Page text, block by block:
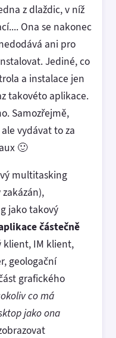
z dlaždic, v níž
Ona se nakonec
ani pro
Jediné, co
a instalace jen
takovéto aplikace.
Samozřejmě,
vydávat to za
🙂
multitasking
jako takový
částečně
klient, IM klient,
geologační
grafického
co má
jako ona